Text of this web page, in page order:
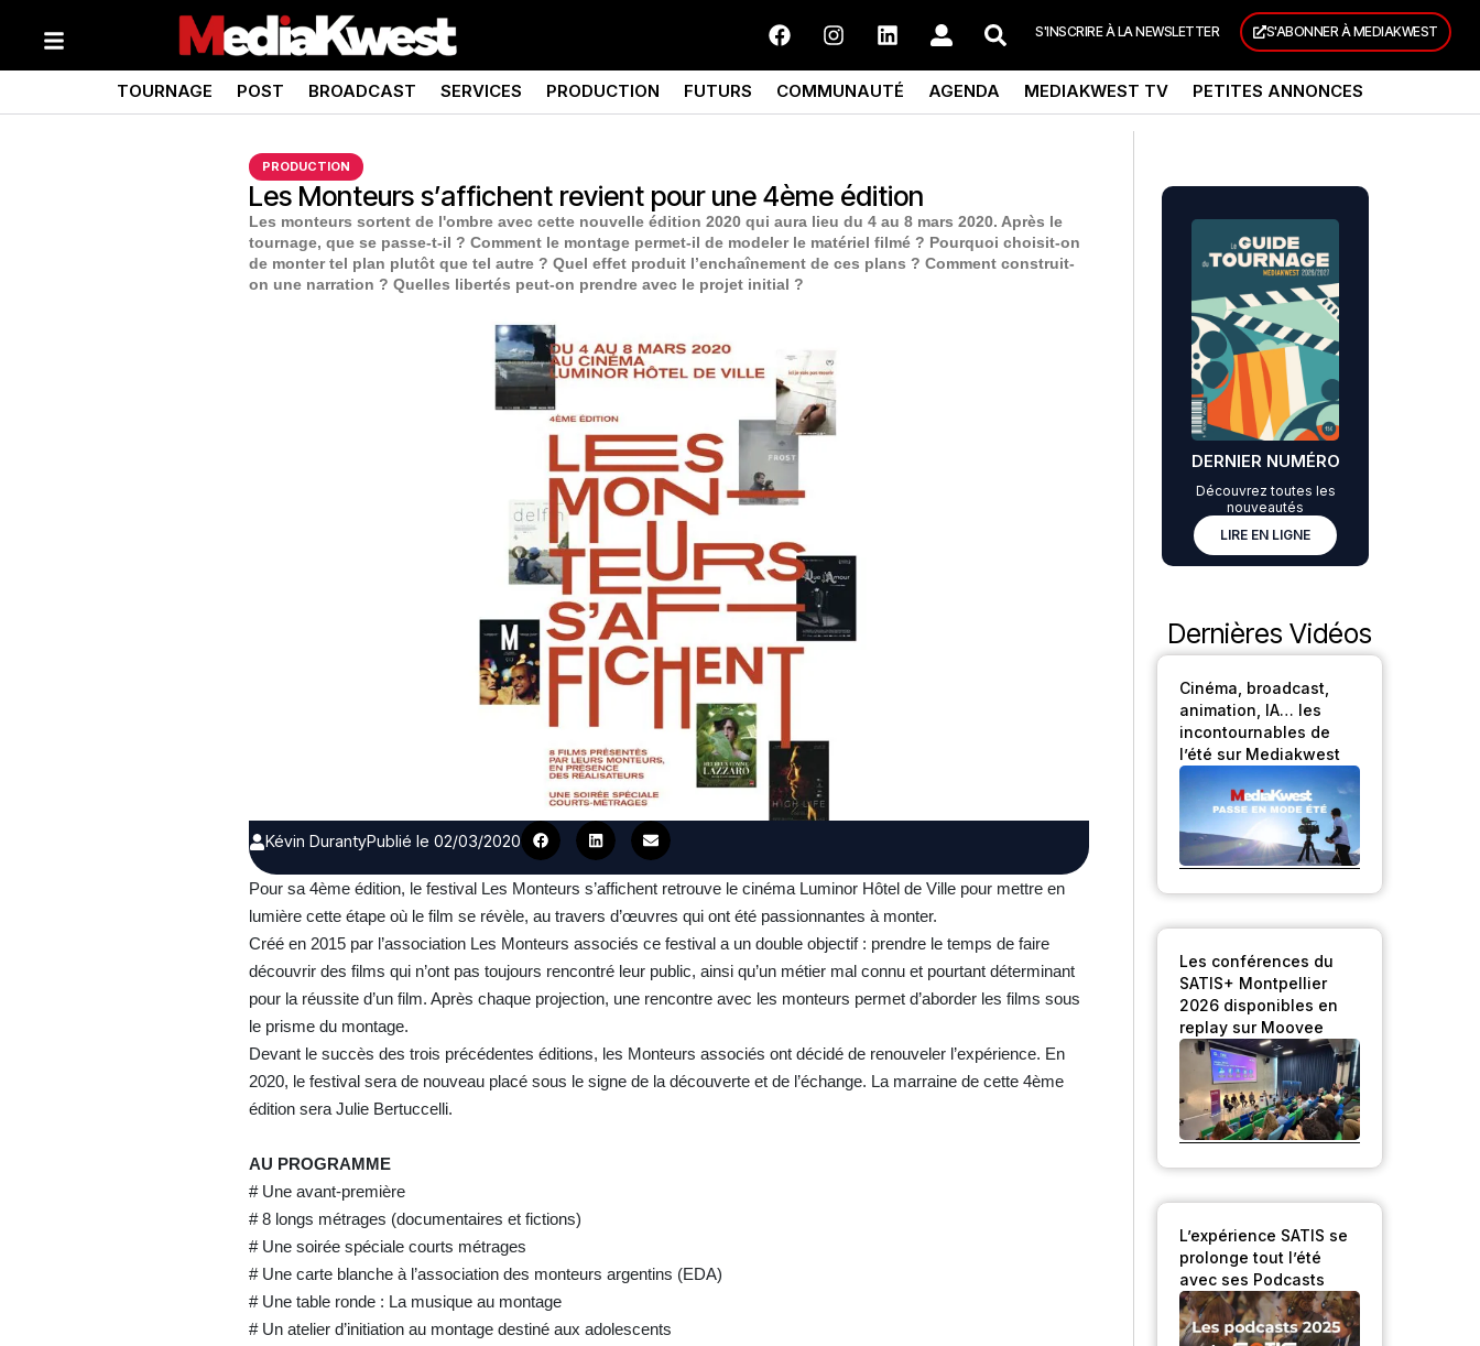
S'INSCRIRE À LA NEWSLETTER S'ABONNER À MEDIAKWEST
TOURNAGE POST BROADCAST SERVICES PRODUCTION FUTURS COMMUNAUTÉ AGENDA MEDIAKWEST TV PETITES ANNONCES
PRODUCTION
Les Monteurs s’affichent revient pour une 4ème édition
Les monteurs sortent de l'ombre avec cette nouvelle édition 2020 qui aura lieu du 4 au 8 mars 2020. Après le
tournage, que se passe-t-il ? Comment le montage permet-il de modeler le matériel filmé ? Pourquoi choisit-on
de monter tel plan plutôt que tel autre ? Quel effet produit l’enchaînement de ces plans ? Comment construit-
on une narration ? Quelles libertés peut-on prendre avec le projet initial ?
Kévin DurantyPublié le 02/03/2020
Pour sa 4ème édition, le festival Les Monteurs s’affichent retrouve le cinéma Luminor Hôtel de Ville pour mettre en
lumière cette étape où le film se révèle, au travers d’œuvres qui ont été passionnantes à monter.
Créé en 2015 par l’association Les Monteurs associés ce festival a un double objectif : prendre le temps de faire
découvrir des films qui n’ont pas toujours rencontré leur public, ainsi qu’un métier mal connu et pourtant déterminant
pour la réussite d’un film. Après chaque projection, une rencontre avec les monteurs permet d’aborder les films sous
le prisme du montage.
Devant le succès des trois précédentes éditions, les Monteurs associés ont décidé de renouveler l’expérience. En
2020, le festival sera de nouveau placé sous le signe de la découverte et de l’échange. La marraine de cette 4ème
édition sera Julie Bertuccelli.
AU PROGRAMME
# Une avant-première
# 8 longs métrages (documentaires et fictions)
# Une soirée spéciale courts métrages
# Une carte blanche à l’association des monteurs argentins (EDA)
# Une table ronde : La musique au montage
# Un atelier d’initiation au montage destiné aux adolescents
DERNIER NUMÉRO
Découvrez toutes les
nouveautés
LIRE EN LIGNE
Dernières Vidéos
Cinéma, broadcast,
animation, IA… les
incontournables de
l’été sur Mediakwest
Les conférences du
SATIS+ Montpellier
2026 disponibles en
replay sur Moovee
L’expérience SATIS se
prolonge tout l’été
avec ses Podcasts